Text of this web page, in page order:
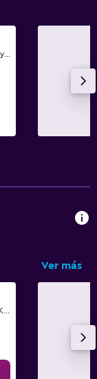
Ver más